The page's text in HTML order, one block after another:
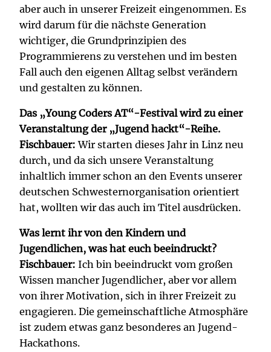
aber auch in unserer Freizeit eingenommen. Es
wird darum für die nächste Generation
wichtiger, die Grundprinzipien des
Programmierens zu verstehen und im besten
Fall auch den eigenen Alltag selbst verändern
und gestalten zu können.
Das „Young Coders AT“-Festival wird zu einer
Veranstaltung der „Jugend hackt“-Reihe.
Fischbauer: Wir starten dieses Jahr in Linz neu
durch, und da sich unsere Veranstaltung
inhaltlich immer schon an den Events unserer
deutschen Schwesternorganisation orientiert
hat, wollten wir das auch im Titel ausdrücken.
Was lernt ihr von den Kindern und
Jugendlichen, was hat euch beeindruckt?
Fischbauer: Ich bin beeindruckt vom großen
Wissen mancher Jugendlicher, aber vor allem
von ihrer Motivation, sich in ihrer Freizeit zu
engagieren. Die gemeinschaftliche Atmosphäre
ist zudem etwas ganz besonderes an Jugend-
Hackathons.